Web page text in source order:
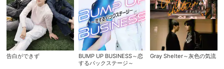
告白ができず
BUMP UP BUSINESS～恋
するバックステージ～
Gray Shelter～灰色の気流